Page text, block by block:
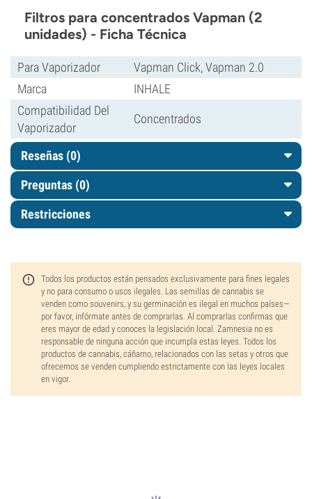
Filtros para concentrados Vapman (2
unidades) - Ficha Técnica
Para Vaporizador
Vapman Click, Vapman 2.0
Marca
INHALE
Compatibilidad Del
Vaporizador
Concentrados
Reseñas (0)
Preguntas (0)
Restricciones
Todos los productos están pensados exclusivamente para fines legales
y no para consumo o usos ilegales. Las semillas de cannabis se
venden como souvenirs, y su germinación es ilegal en muchos países—
por favor, infórmate antes de comprarlas. Al comprarlas confirmas que
eres mayor de edad y conoces la legislación local. Zamnesia no es
responsable de ninguna acción que incumpla estas leyes. Todos los
productos de cannabis, cáñamo, relacionados con las setas y otros que
ofrecemos se venden cumpliendo estrictamente con las leyes locales
en vigor.